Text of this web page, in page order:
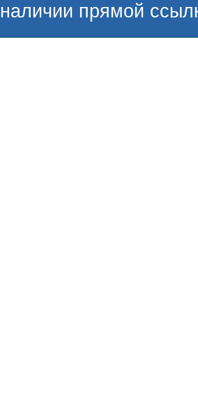
наличии прямой